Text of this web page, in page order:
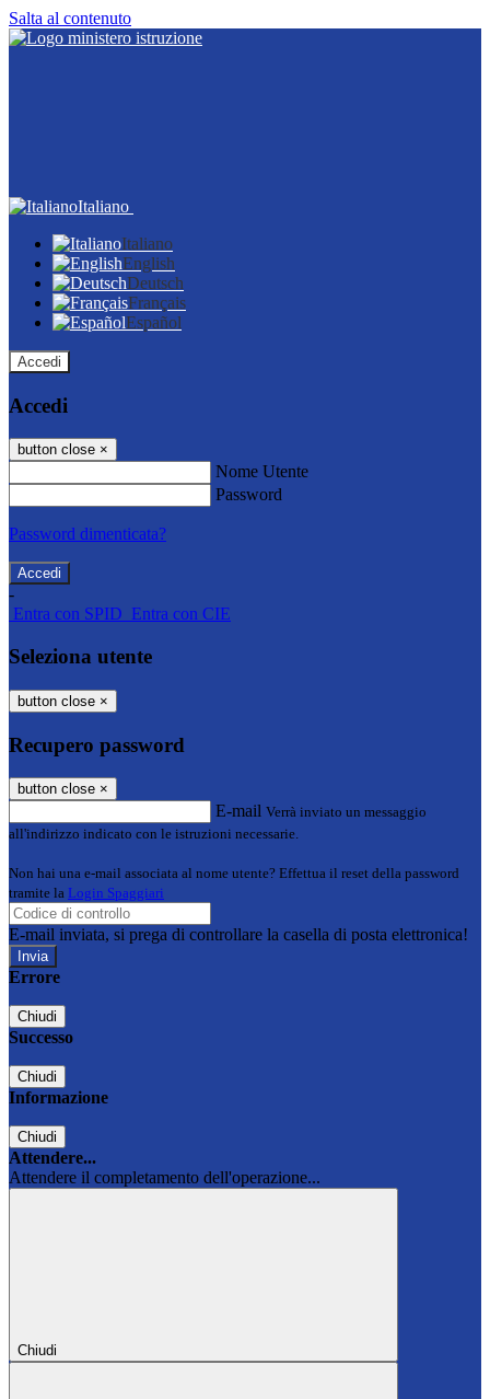
Salta al contenuto
Italiano
Italiano
English
Deutsch
Français
Español
Accedi
Accedi
button close ×
Nome Utente
Password
Password dimenticata?
-
Entra con SPID Entra con CIE
Seleziona utente
button close ×
Recupero password
button close ×
E-mail Verrà inviato un messaggio
all'indirizzo indicato con le istruzioni necessarie.
Non hai una e-mail associata al nome utente? Effettua il reset della password
tramite la Login Spaggiari
E-mail inviata, si prega di controllare la casella di posta elettronica!
Errore
Chiudi
Successo
Chiudi
Informazione
Chiudi
Attendere...
Attendere il completamento dell'operazione...
Chiudi